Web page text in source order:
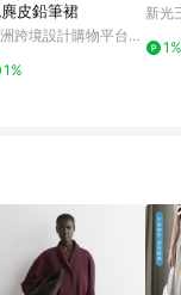
皮鉛筆裙
跨境設計購物平台
1%
新光
1%